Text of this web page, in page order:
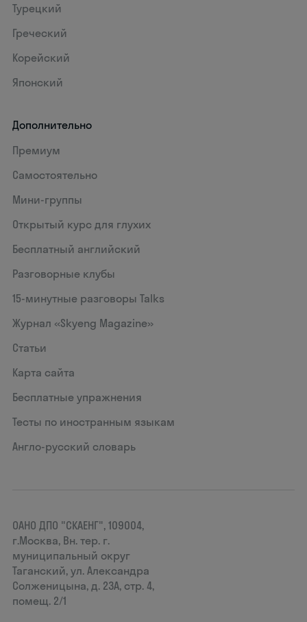
Турецкий
Греческий
Корейский
Японский
Дополнительно
Премиум
Самостоятельно
Мини-группы
Открытый курс для глухих
Бесплатный английский
Разговорные клубы
15‑минутные разговоры Talks
Журнал «Skyeng Magazine»
Статьи
Карта сайта
Бесплатные упражнения
Тесты по иностранным языкам
Англо-русский словарь
ОАНО ДПО "СКАЕНГ", 109004,
г.Москва, Вн. тер. г.
муниципальный округ
Таганский, ул. Александра
Солженицына, д. 23А, стр. 4,
помещ. 2/1